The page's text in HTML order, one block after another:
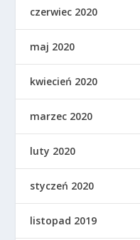
czerwiec 2020
maj 2020
kwiecień 2020
marzec 2020
luty 2020
styczeń 2020
listopad 2019